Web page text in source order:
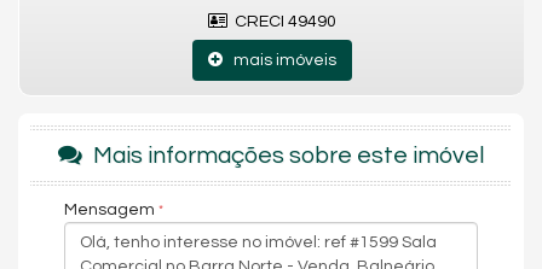
CRECI 49490
mais imóveis
Mais informações sobre este imóvel
Mensagem